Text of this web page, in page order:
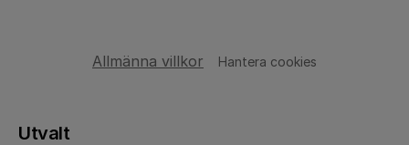
Allmänna villkor Hantera cookies
Utvalt